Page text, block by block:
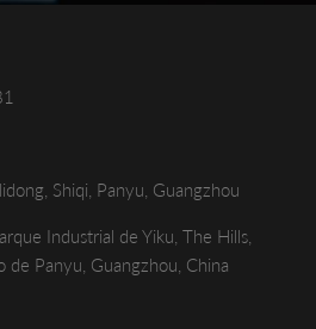
Shiqi, Panyu, Guangzhou
Industrial de Yiku, The Hills,
de Panyu, Guangzhou, China